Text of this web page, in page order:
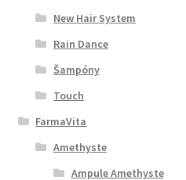
New Hair System
Rain Dance
Šampóny
Touch
FarmaVita
Amethyste
Ampule Amethyste